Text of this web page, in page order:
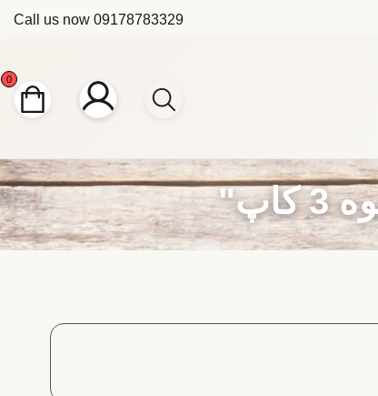
Call us now 09178783329
0